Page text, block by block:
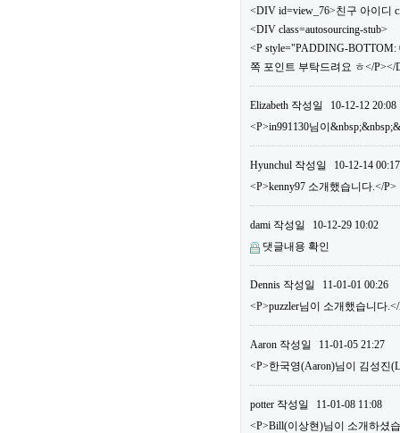
<DIV id=view_76>친구 아이디
<DIV class=autosourcing-stub>
<P style="PADDING-
쪽 포인트 부탁드려요 ㅎ</
Elizabeth 작성일
10-12-12 20:08
<P>in991130님이
Hyunchul 작성일
10-12-14 00:17
<P>kenny97 소개했습니다.</P>
dami 작성일
10-12-29 10:02
댓글내용 확인
Dennis 작성일
11-01-01 00:26
<P>puzzler님이 소개했습니다
Aaron 작성일
11-01-05 21:27
<P>한국영(Aaron)님이 김성진
potter 작성일
11-01-08 11:08
<P>Bill(이상현)님이 소개하셨